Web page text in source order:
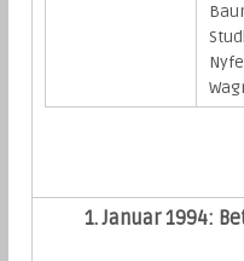
1. Januar 1994: